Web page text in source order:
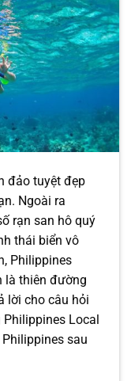
đảo tuyệt đẹp
Ngoài ra
rạn san hô quý
thái biển vô
Philippines
là thiên đường
lời cho câu hỏi
Local
sau